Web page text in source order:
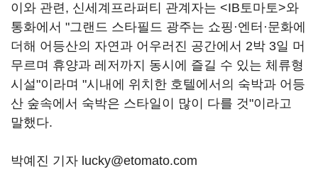
이와 관련, 신세계프라퍼티 관계자는 <IB토마토>와
통화에서 "그랜드 스타필드 광주는 쇼핑·엔터·문화에
더해 어등산의 자연과 어우러진 공간에서 2박 3일 머
무르며 휴양과 레저까지 동시에 즐길 수 있는 체류형
시설"이라며 "시내에 위치한 호텔에서의 숙박과 어등
산 숲속에서 숙박은 스타일이 많이 다를 것"이라고
말했다.
박예진 기자 lucky@etomato.com